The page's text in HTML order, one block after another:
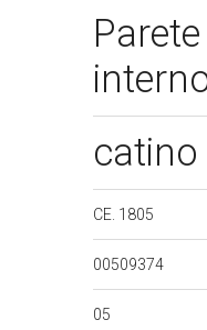
CE. 1805
00509374
05